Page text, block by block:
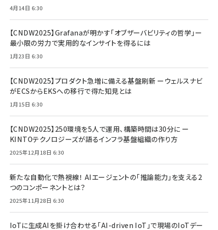
4月14日 6:30
【CNDW2025】Grafanaが明かす「オブザーバビリティの哲学」ー
最小限の労力で実用的なインサイトを得るには
1月23日 6:30
【CNDW2025】プロダクト急増に備える基盤刷新 ーウェルスナビ
がECSからEKSへの移行で得た知見とは
1月15日 6:30
【CNDW2025】250環境を5人で運用、構築時間は30分に ー
KINTOテクノロジーズが語るインフラ基盤組織の作り方
2025年12月18日 6:30
新たな自動化で熱視線！ AIエージェントの「推論能力」を支える2
つのコンポーネントとは？
2025年11月28日 6:30
IoTに生成AIを掛け合わせる「AI-driven IoT」で現場のIoTデー